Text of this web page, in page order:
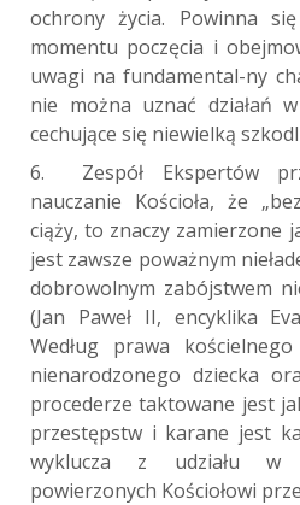
ochrony życia. Powinna
momentu poczęcia i
uwagi na fundamental-ny
nie można uznać działań
cechujące się niewielką
6. Zespół Ekspertów
nauczanie Kościoła, że
ciąży, to znaczy zamierzone
jest zawsze poważnym
dobrowolnym zabójstwem
(Jan Paweł II, encyklika
Według prawa
nienarodzonego dziecka
procederze taktowane jest
przestępstw i karane jest
wyklucza z udziału w
powierzonych Kościołowi